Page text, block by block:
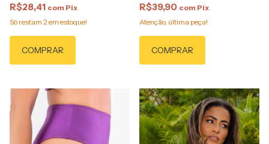
R$28,41 com Pix
Só restam 2 em estoque!
COMPRAR
R$39,90 com Pix
Atenção, última peça!
COMPRAR